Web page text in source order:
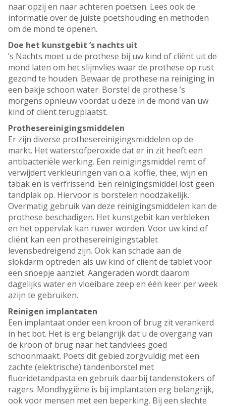
naar opzij en naar achteren poetsen. Lees ook de
informatie over de juiste poetshouding en methoden
om de mond te openen.
Doe het kunstgebit ’s nachts uit
’s Nachts moet u de prothese bij uw kind of cliënt uit de
mond laten om het slijmvlies waar de prothese op rust
gezond te houden. Bewaar de prothese na reiniging in
een bakje schoon water. Borstel de prothese ’s
morgens opnieuw voordat u deze in de mond van uw
kind of cliënt terugplaatst.
Prothesereinigingsmiddelen
Er zijn diverse prothesereinigingsmiddelen op de
markt. Het waterstofperoxide dat er in zit heeft een
antibacteriële werking. Een reinigingsmiddel remt of
verwijdert verkleuringen van o.a. koffie, thee, wijn en
tabak en is verfrissend. Een reinigingsmiddel lost geen
tandplak op. Hiervoor is borstelen noodzakelijk.
Overmatig gebruik van deze reinigingsmiddelen kan de
prothese beschadigen. Het kunstgebit kan verbleken
en het oppervlak kan ruwer worden. Voor uw kind of
cliënt kan een prothesereinigingstablet
levensbedreigend zijn. Ook kan schade aan de
slokdarm optreden als uw kind of cliënt de tablet voor
een snoepje aanziet. Aangeraden wordt daarom
dagelijks water en vloeibare zeep en één keer per week
azijn te gebruiken.
Reinigen implantaten
Een implantaat onder een kroon of brug zit verankerd
in het bot. Het is erg belangrijk dat u de overgang van
de kroon of brug naar het tandvlees goed
schoonmaakt. Poets dit gebied zorgvuldig met een
zachte (elektrische) tandenborstel met
fluoridetandpasta en gebruik daarbij tandenstokers of
ragers. Mondhygiëne is bij implantaten erg belangrijk,
ook voor mensen met een beperking. Bij een slechte